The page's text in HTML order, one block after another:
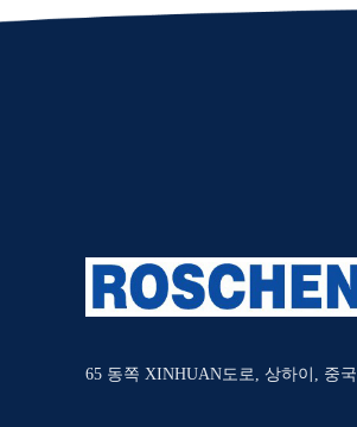
65 동쪽 XINHUAN도로, 상하이, 중국